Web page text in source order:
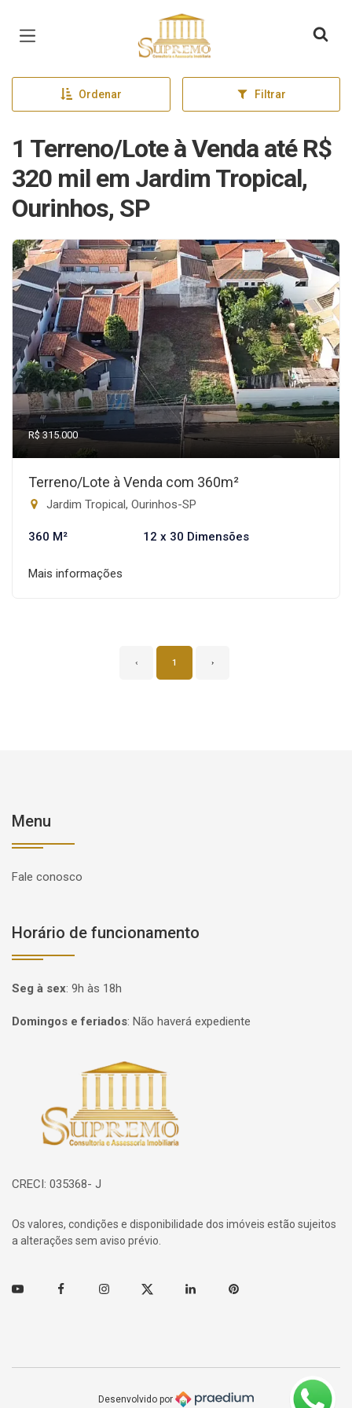
Página inicial
Ordenar Filtrar
1 Terreno/Lote à Venda até R$
320 mil em Jardim Tropical,
Ourinhos, SP
R$ 315.000
Terreno/Lote à Venda com 360m²
Jardim Tropical, Ourinhos-SP
360 M² 12 x 30 Dimensões
Mais informações
‹ 1 ›
Menu
Fale conosco
Horário de funcionamento
Seg à sex: 9h às 18h
Domingos e feriados: Não haverá expediente
Página inicial
CRECI: 035368- J
Os valores, condições e disponibilidade dos imóveis estão sujeitos
a alterações sem aviso prévio.
Youtube FacebookInstagramTwitter Linkedin Pinterest
Desenvolvido por